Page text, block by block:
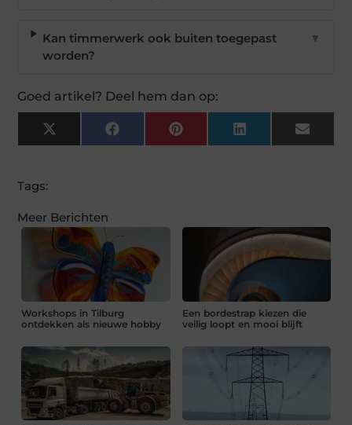
Kan timmerwerk ook buiten toegepast
worden?
▼
Goed artikel? Deel hem dan op:
X
(Twitter)
FacebookPinterest LinkedIn Email
Tags:
Meer Berichten
Workshops in Tilburg
ontdekken als nieuwe hobby
Een bordestrap kiezen die
veilig loopt en mooi blijft